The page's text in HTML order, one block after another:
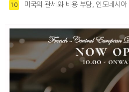
10 미국의 관세와 비용 부담, 인도네시아